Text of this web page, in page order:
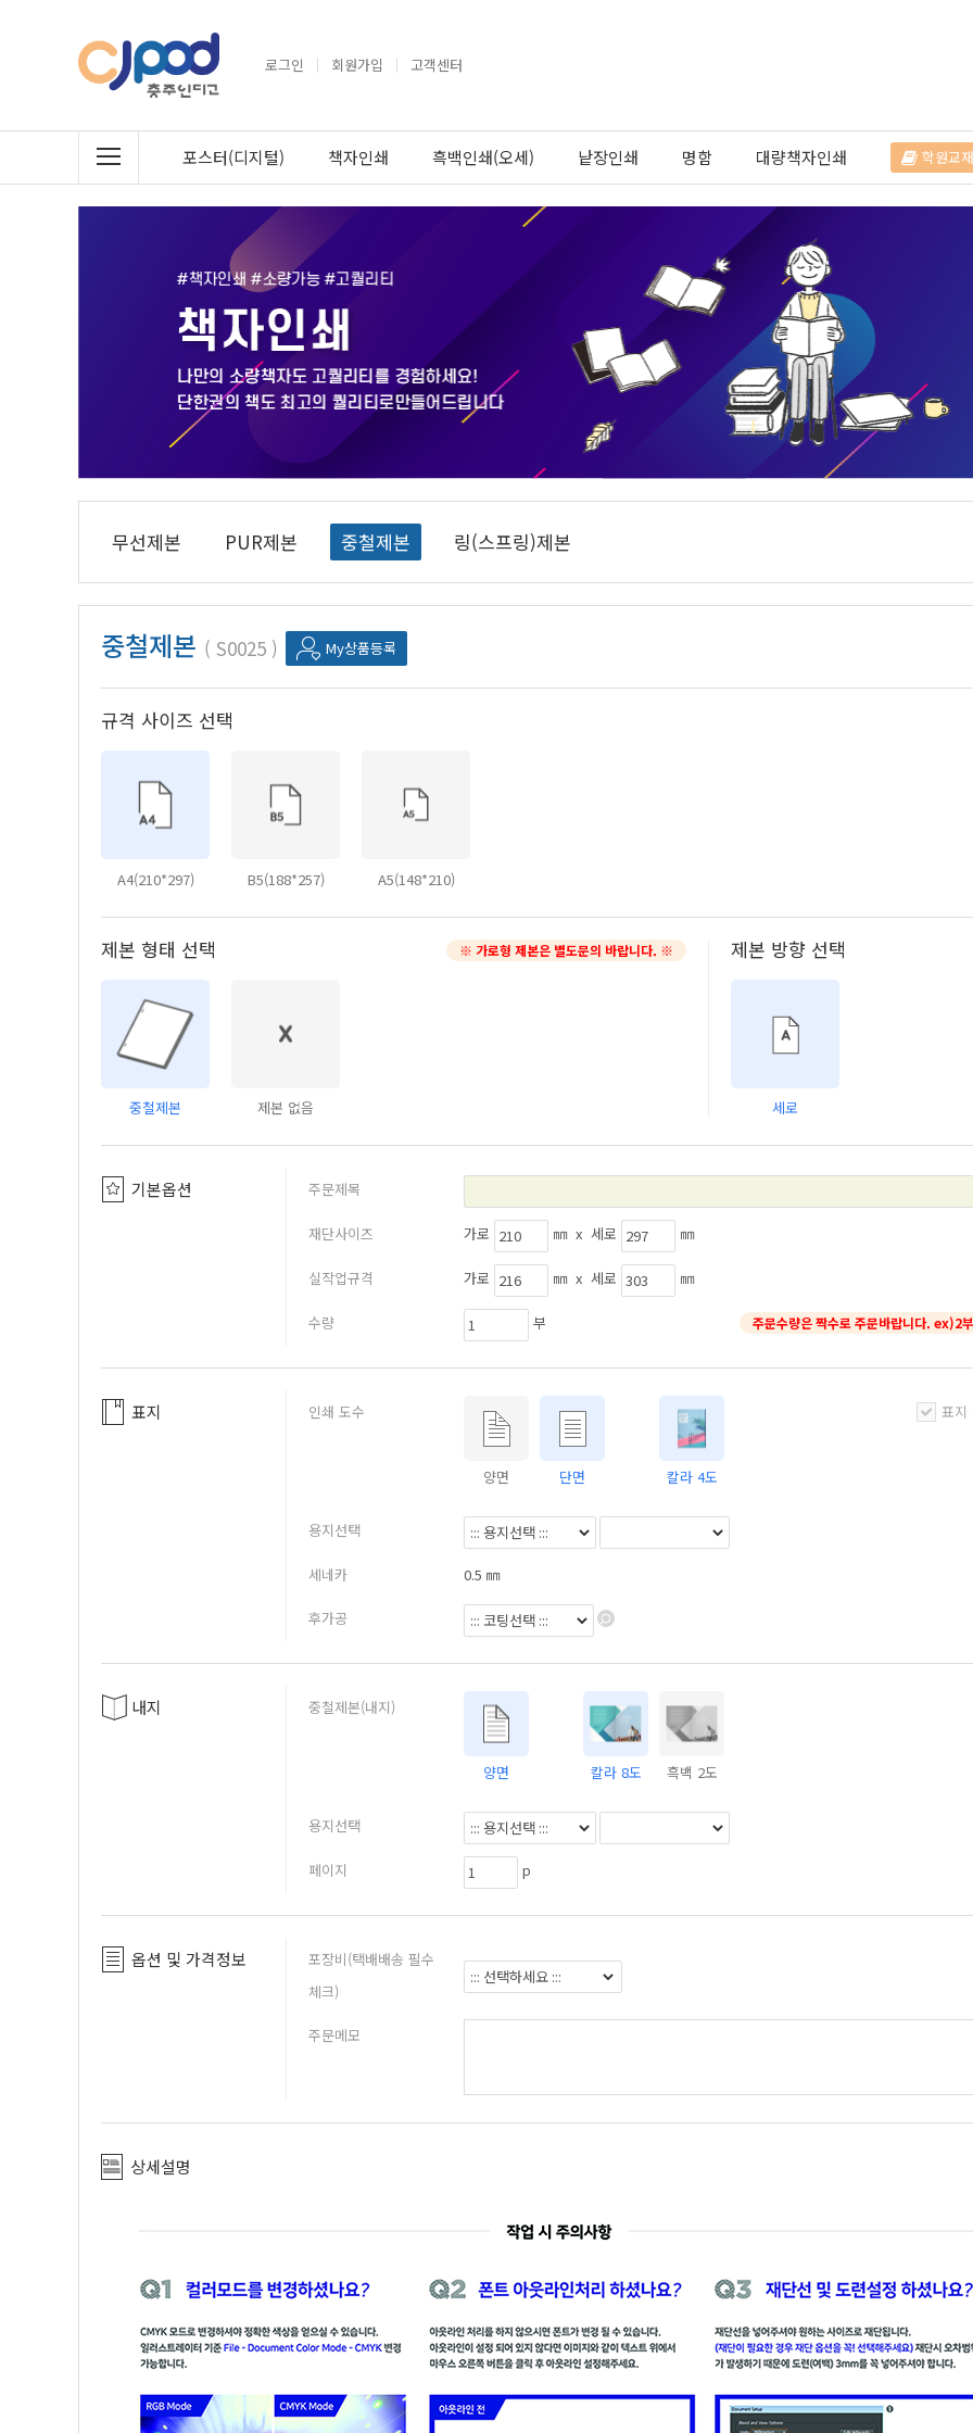
로그인 회원가입 고객센터
포스터(디지털) 책자인쇄 흑백인쇄(오세) 낱장인쇄 명함 대량책자인쇄 학원교재
무선제본 PUR제본 중철제본 링(스프링)제본
중철제본 S0025 My상품등록
규격 사이즈 선택
A4(210*297) B5(188*257) A5(148*210)
제본 형태 선택 ※ 가로형 제본은 별도문의 바랍니다. ※
중철제본 제본 없음
제본 방향 선택
세로
기본옵션 주문제목
재단사이즈 가로 ㎜ x 세로 ㎜
실작업규격 가로 ㎜ x 세로 ㎜
수량 부 주문수량은 짝수로 주문바랍니다. ex)2
표지
표지 인쇄 도수
양면 단면 칼라 4도
용지선택
세네카 0.5 ㎜
후가공
내지 중철제본(내지)
양면 칼라 8도 흑백 2도
용지선택
페이지 p
옵션 및 가격정보
포장비(택배배송 필수
체크)
주문메모
상세설명